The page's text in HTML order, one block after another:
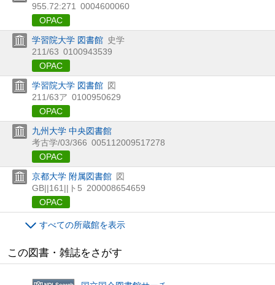
955.72:271
0004600060
OPAC
学習院大学 図書館 史学
211/63 0100943539
OPAC
学習院大学 図書館 図
211/63ア 0100950629
OPAC
九州大学 中央図書館
考古学/03/366 005112009517278
OPAC
京都大学 附属図書館 図
GB||161||ト5 200008654659
OPAC
すべての所蔵館を表示
この図書・雑誌をさがす